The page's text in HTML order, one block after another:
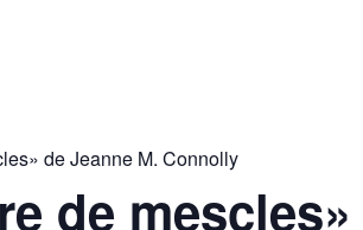
de Jeanne M. Connolly
de